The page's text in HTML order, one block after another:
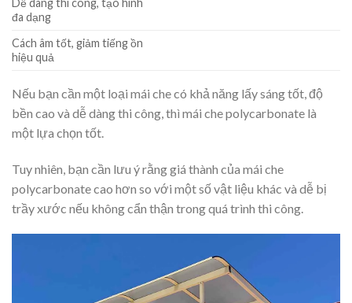
đa dạng
Cách âm tốt, giảm tiếng ồn
hiệu quả
Nếu bạn cần một loại mái che có khả năng lấy sáng tốt, độ
bền cao và dễ dàng thi công, thì mái che polycarbonate là
một lựa chọn tốt.
Tuy nhiên, bạn cần lưu ý rằng giá thành của mái che
polycarbonate cao hơn so với một số vật liệu khác và dễ bị
trầy xước nếu không cẩn thận trong quá trình thi công.